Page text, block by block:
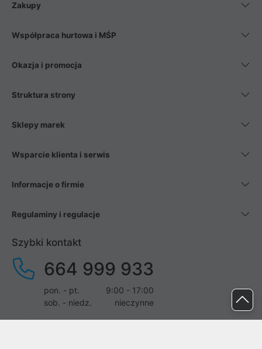
Zakupy
Współpraca hurtowa i MŚP
Okazja i promocja
Struktura strony
Sklepy marek
Wsparcie klienta i serwis
Informacje o firmie
Regulaminy i regulacje
Szybki kontakt
664 999 933
pon. - pt.
9:00 - 17:00
sob. - niedz.
nieczynne